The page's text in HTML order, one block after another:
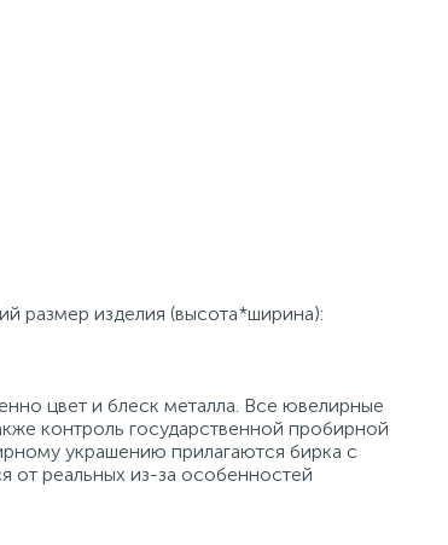
размер изделия (высота*ширина):
цвет и блеск металла. Все ювелирные
контроль государственной пробирной
украшению прилагаются бирка с
от реальных из-за особенностей